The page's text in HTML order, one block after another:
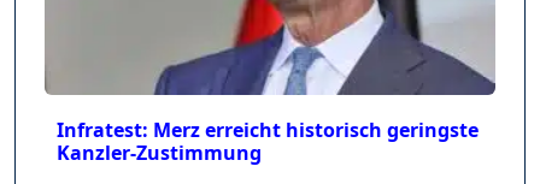
Infratest: Merz erreicht historisch geringste
Kanzler-Zustimmung